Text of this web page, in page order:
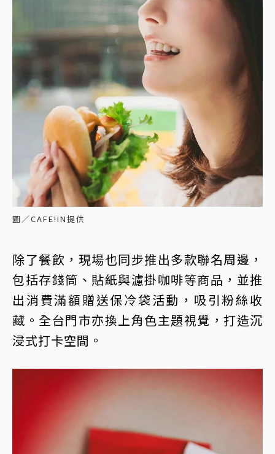
圖／CAFE!IN提供
除了餐飲，現場也同步推出多款聯名周邊，
包括存錢筒、貼紙與濾掛咖啡等商品，並推
出消費滿額贈送保冷袋活動，吸引粉絲收
藏。全台門市亦換上角色主題視覺，打造沉
浸式打卡空間。